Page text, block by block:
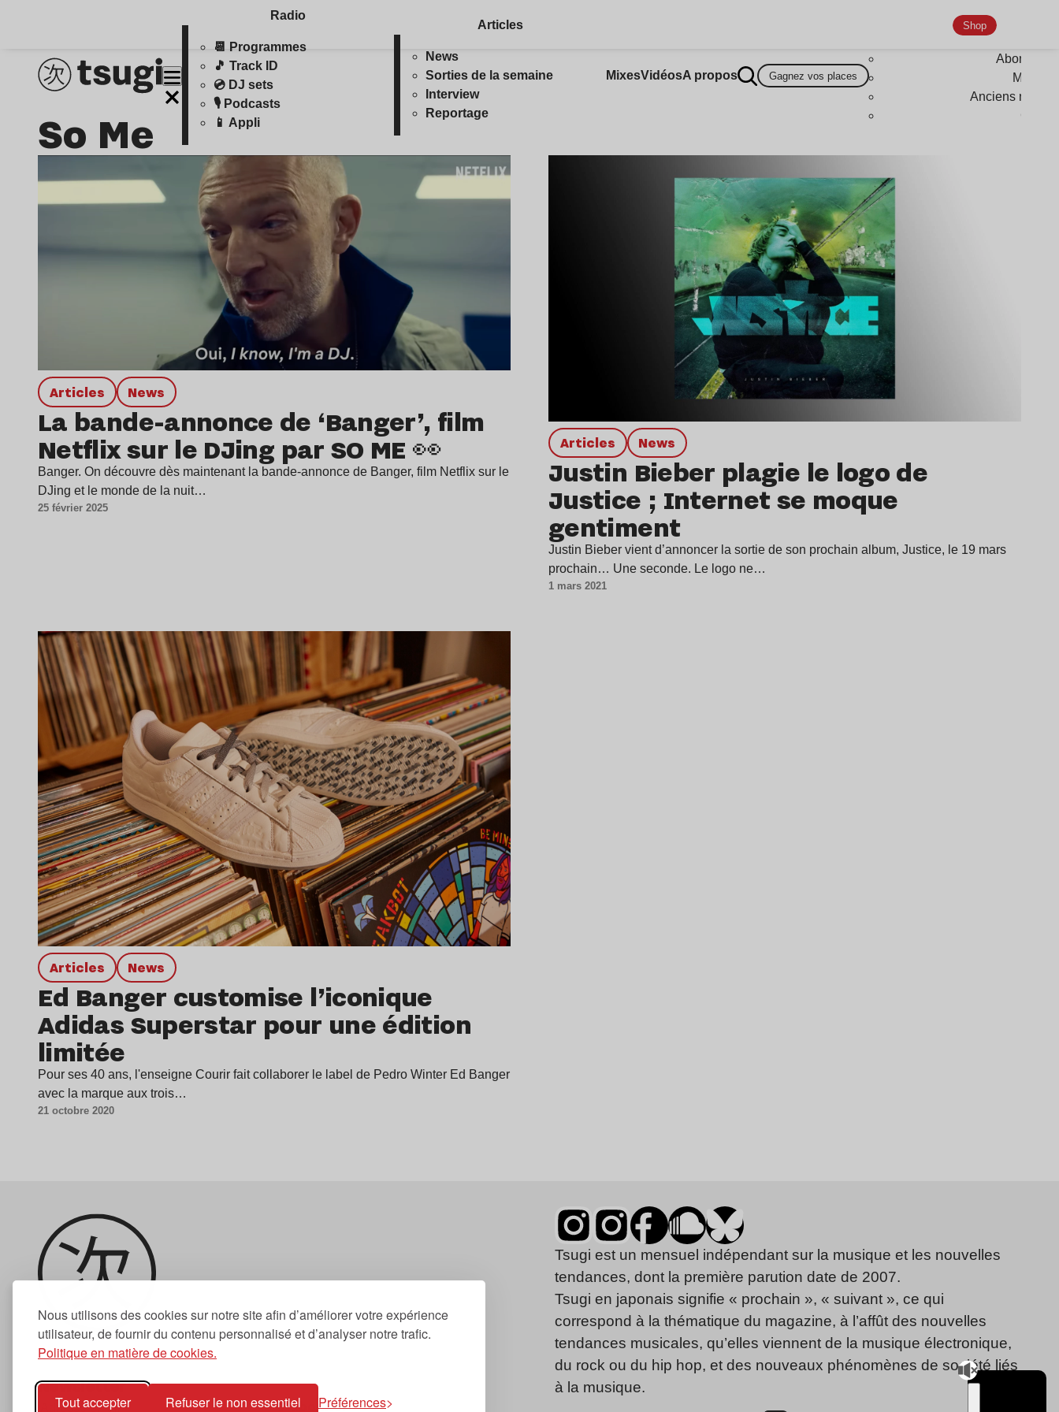
Nous utilisons des cookies sur notre site afin d’améliorer votre expérience
utilisateur, de fournir du contenu personnalisé et d’analyser notre trafic.
Politique en matière de cookies.
Tout accepter Refuser le non essentiel Préférences
Radio
📆 Programmes
🎵 Track ID
💿 DJ sets
🎙️ Podcasts
📱 Appli
Articles
News
Sorties de la semaine
Interview
Reportage
MixesVidéosA propos Gagnez vos places
Shop
Anciens
So Me
Articles news
La bande-annonce de ‘Banger’, film
Netflix sur le DJing par SO ME 👀
Banger. On découvre dès maintenant la bande-annonce de Banger, film Netflix sur le
DJing et le monde de la nuit…
25 février 2025
Articles news
Justin Bieber plagie le logo de
Justice ; Internet se moque
gentiment
Justin Bieber vient d’annoncer la sortie de son prochain album, Justice, le 19 mars
prochain… Une seconde. Le logo ne…
1 mars 2021
Articles news
Ed Banger customise l’iconique
Adidas Superstar pour une édition
limitée
Pour ses 40 ans, l'enseigne Courir fait collaborer le label de Pedro Winter Ed Banger
avec la marque aux trois…
21 octobre 2020
Newsletter
S'abonner
Tsugi est un mensuel indépendant sur la musique et les nouvelles
tendances, dont la première parution date de 2007.
Tsugi en japonais signifie « prochain », « suivant », ce qui
correspond à la thématique du magazine, à l’affût des nouvelles
tendances musicales, qu’elles viennent de la musique électronique,
du rock ou du hip hop, et des nouveaux phénomènes de société liés
à la musique.